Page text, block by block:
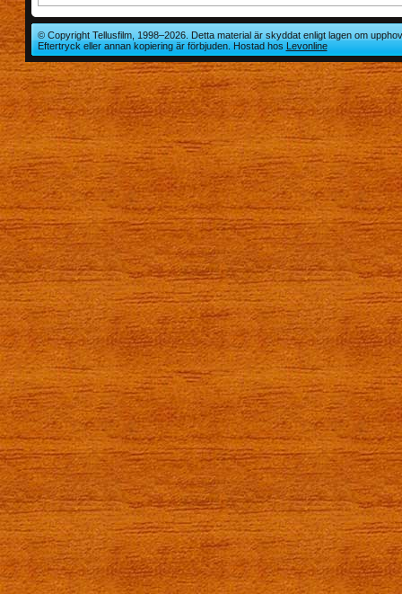
© Copyright Tellusfilm, 1998–2026. Detta material är skyddat enligt lagen om
Eftertryck eller annan kopiering är förbjuden. Hostad hosLevonline